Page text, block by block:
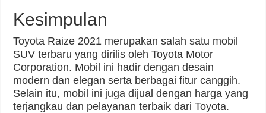
Kesimpulan
Toyota Raize 2021 merupakan salah satu mobil
SUV terbaru yang dirilis oleh Toyota Motor
Corporation. Mobil ini hadir dengan desain
modern dan elegan serta berbagai fitur canggih.
Selain itu, mobil ini juga dijual dengan harga yang
terjangkau dan pelayanan terbaik dari Toyota.